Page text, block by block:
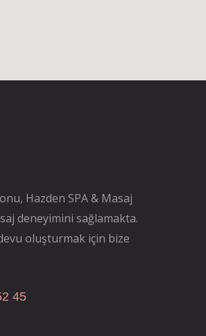
Hazden SPA & Masaj
deneyimini sağlamakta.
oluşturmak için bize
45